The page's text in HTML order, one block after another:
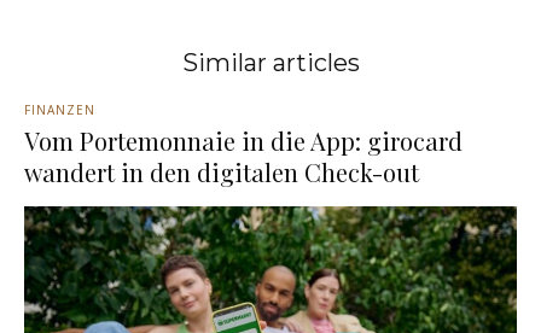
Similar articles
FINANZEN
Vom Portemonnaie in die App: girocard
wandert in den digitalen Check-out